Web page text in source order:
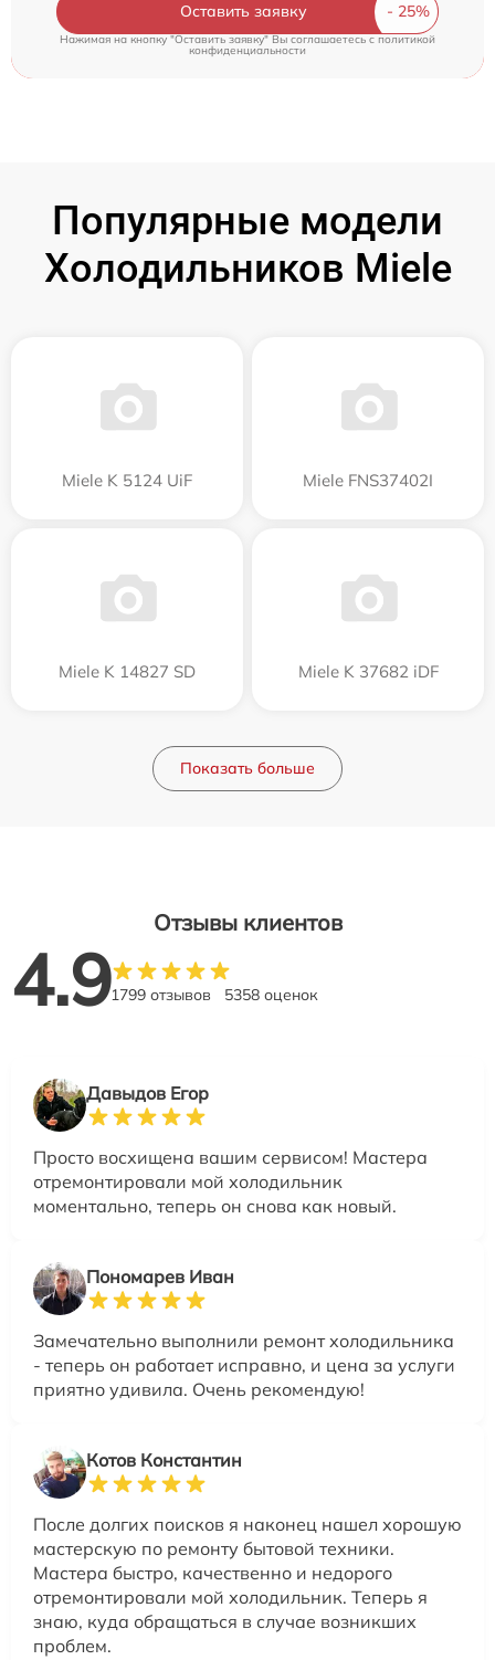
Оставить заявку
Нажимая на кнопку "Оставить заявку" Вы соглашаетесь cполитикой
конфиденциальности
Популярные модели
Холодильников Miele
Miele K 5124 UiF Miele FNS37402I
Miele K 14827 SD Miele K 37682 iDF
Показать больше
Отзывы клиентов
4.91799 отзывов 5358 оценок
Давыдов Егор
Просто восхищена вашим сервисом! Мастера
отремонтировали мой холодильник
моментально, теперь он снова как новый.
Пономарев Иван
Замечательно выполнили ремонт холодильника
- теперь он работает исправно, и цена за услуги
приятно удивила. Очень рекомендую!
Котов Константин
После долгих поисков я наконец нашел хорошую
мастерскую по ремонту бытовой техники.
Мастера быстро, качественно и недорого
отремонтировали мой холодильник. Теперь я
знаю, куда обращаться в случае возникших
проблем.